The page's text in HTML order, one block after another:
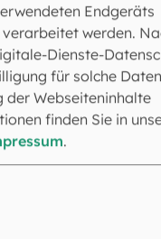
Ökumenischen
St. Michael
um 18 Uhr: Am
Rittner-Kopp unter
darüber, mit Maria
unter
die
hält. Pfarrer Felix
am
anzunehmen.
Endgeräts
werden.
Dienste-
für solche
der Webseiteninhalte
finden Sie in
.